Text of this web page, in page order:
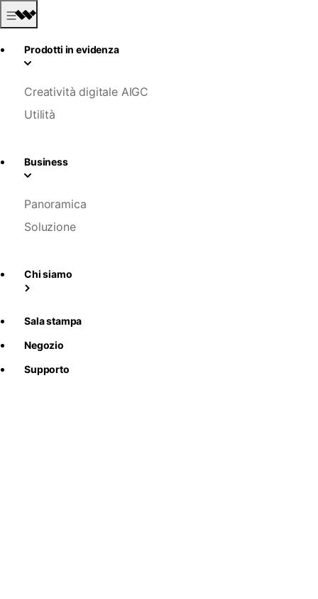
Prodotti in evidenza
Creatività digitale AIGC
Utilità
Business
Panoramica
Soluzione
Chi siamo
Sala stampa
Negozio
Supporto